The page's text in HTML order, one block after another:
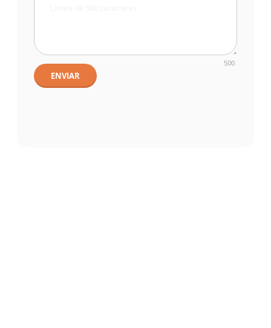
500
ENVIAR